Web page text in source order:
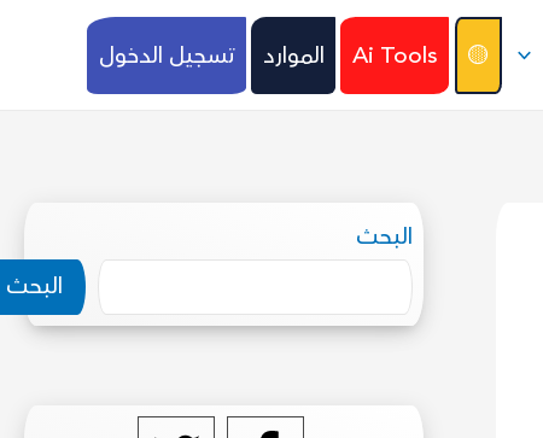
🟡
Ai Tools الموارد تسجيل الدخول
البحث
البحث